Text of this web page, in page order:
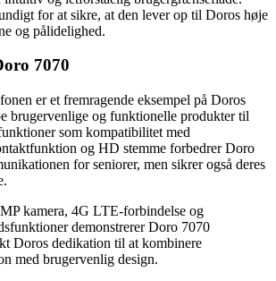
for at sikre, at den lever op til Doros høje
og pålidelighed.
7070
er et fremragende eksempel på Doros
brugervenlige og funktionelle produkter til
som kompatibilitet med
og HD stemme forbedrer Doro
for seniorer, men sikrer også deres
kamera, 4G LTE-forbindelse og
demonstrerer Doro 7070
Doros dedikation til at kombinere
med brugervenlig design.